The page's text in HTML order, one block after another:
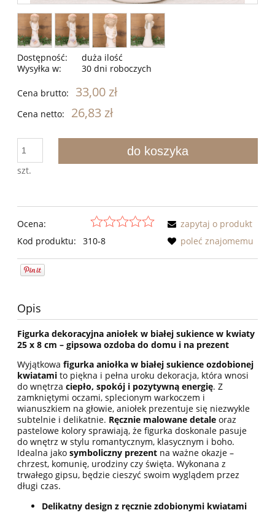
Dostępność:
duża ilość
Wysyłka w:
30 dni roboczych
Cena brutto: 33,00 zł
Cena netto: 26,83 zł
szt.
do koszyka
Ocena:
Kod produktu:
310-8
zapytaj o produkt
poleć znajomemu
Opis
Figurka dekoracyjna aniołek w białej sukience w kwiaty
25 x 8 cm – gipsowa ozdoba do domu i na prezent
Wyjątkowa figurka aniołka w białej sukience ozdobionej
kwiatami to piękna i pełna uroku dekoracja, która wnosi
do wnętrza ciepło, spokój i pozytywną energię. Z
zamkniętymi oczami, splecionym warkoczem i
wianuszkiem na głowie, aniołek prezentuje się niezwykle
subtelnie i delikatnie. Ręcznie malowane detale oraz
pastelowe kolory sprawiają, że figurka doskonale pasuje
do wnętrz w stylu romantycznym, klasycznym i boho.
Idealna jako symboliczny prezent na ważne okazje –
chrzest, komunię, urodziny czy święta. Wykonana z
trwałego gipsu, będzie cieszyć swoim wyglądem przez
długi czas.
Delikatny design z ręcznie zdobionymi kwiatami